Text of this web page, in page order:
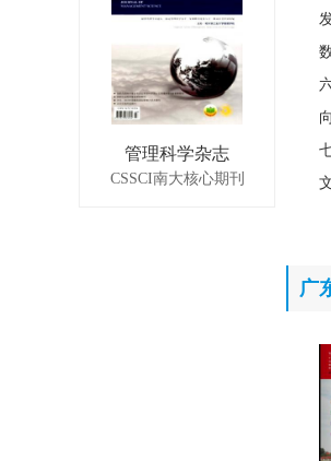
管理科学杂志
CSSCI南大核心期刊
广